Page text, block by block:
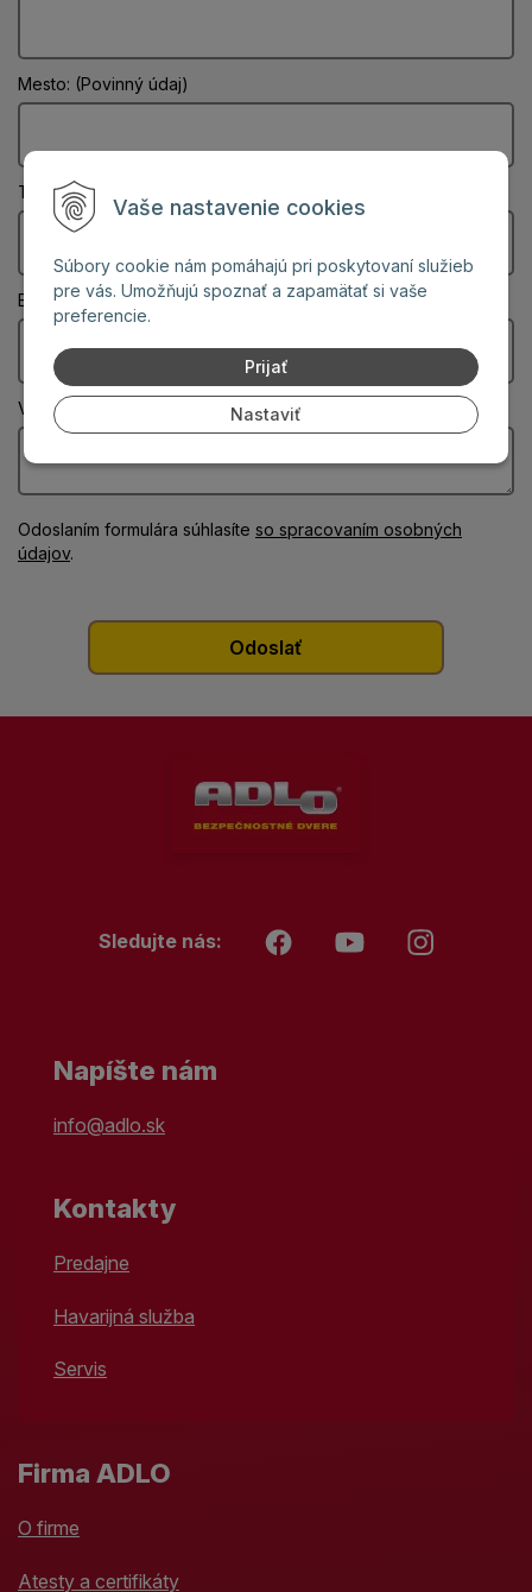
Vaše nastavenie cookies
Súbory cookie nám pomáhajú pri poskytovaní služieb
pre vás. Umožňujú spoznať a zapamätať si vaše
preferencie.
Prijať
Nastaviť
Mesto: (Povinný údaj)
Telefón:
Email: (Povinný údaj)
Vaša správa: (Povinný údaj)
Odoslaním formulára súhlasíte so spracovaním osobných
údajov.
Sledujte nás:
Napíšte nám
info@adlo.sk
Kontakty
Predajne
Havarijná služba
Servis
Firma ADLO
O firme
Atesty a certifikáty